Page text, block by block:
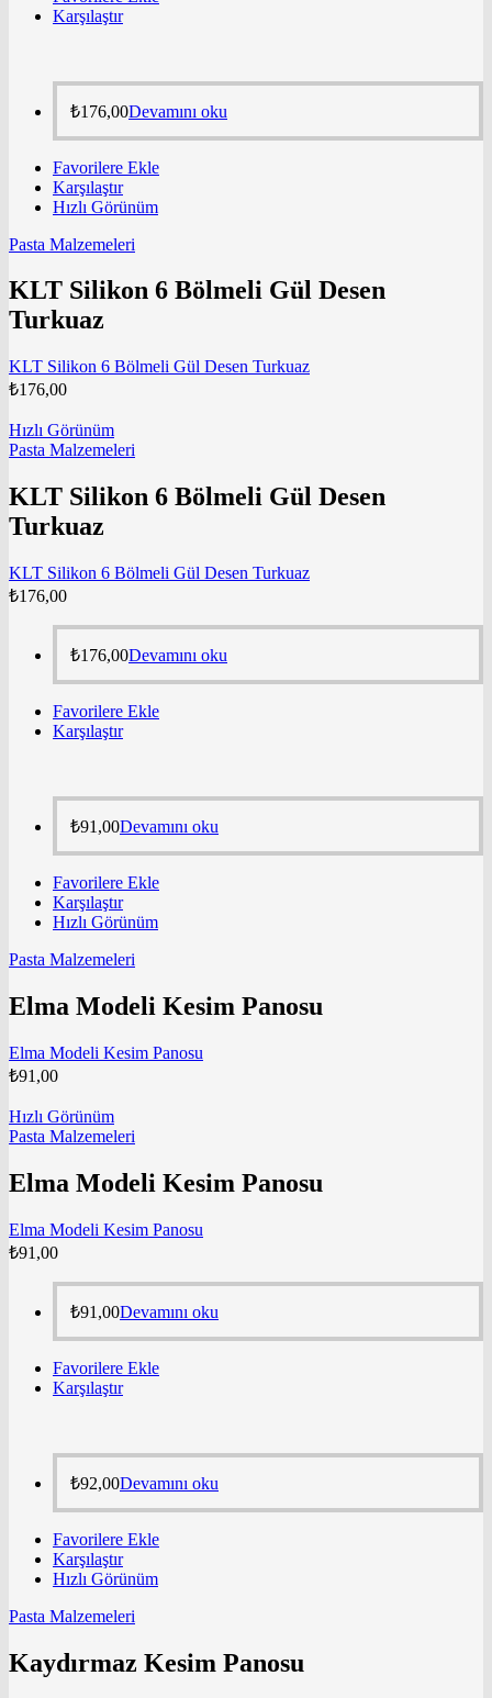
Karşılaştır
₺176,00Devamını oku
Favorilere Ekle
Karşılaştır
Hızlı Görünüm
Pasta Malzemeleri
KLT Silikon 6 Bölmeli Gül Desen
Turkuaz
KLT Silikon 6 Bölmeli Gül Desen Turkuaz
₺176,00
Hızlı Görünüm
Pasta Malzemeleri
KLT Silikon 6 Bölmeli Gül Desen
Turkuaz
KLT Silikon 6 Bölmeli Gül Desen Turkuaz
₺176,00
₺176,00Devamını oku
Favorilere Ekle
Karşılaştır
₺91,00Devamını oku
Favorilere Ekle
Karşılaştır
Hızlı Görünüm
Pasta Malzemeleri
Elma Modeli Kesim Panosu
Elma Modeli Kesim Panosu
₺91,00
Hızlı Görünüm
Pasta Malzemeleri
Elma Modeli Kesim Panosu
Elma Modeli Kesim Panosu
₺91,00
₺91,00Devamını oku
Favorilere Ekle
Karşılaştır
₺92,00Devamını oku
Favorilere Ekle
Karşılaştır
Hızlı Görünüm
Pasta Malzemeleri
Kaydırmaz Kesim Panosu